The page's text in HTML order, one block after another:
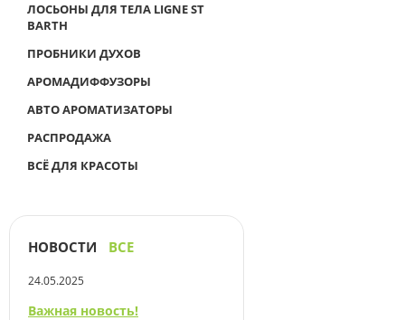
ЛОСЬОНЫ ДЛЯ ТЕЛА LIGNE ST
BARTH
ПРОБНИКИ ДУХОВ
АРОМАДИФФУЗОРЫ
АВТО АРОМАТИЗАТОРЫ
РАСПРОДАЖА
ВСЁ ДЛЯ КРАСОТЫ
НОВОСТИ ВСЕ
24.05.2025
Важная новость!